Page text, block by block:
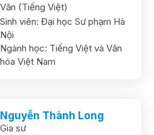
Văn (Tiếng Việt)
Sinh viên: Đại học Sư phạm Hà
Nội
Ngành học: Tiếng Việt và Văn
hóa Việt Nam
Nguyễn Thành Long
Gia sư